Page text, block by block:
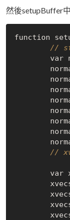
然後setupBuffer
function
//
//